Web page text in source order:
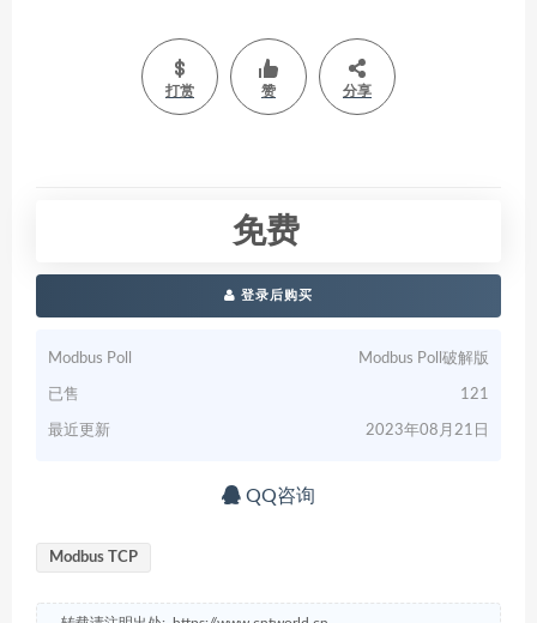
打赏 赞 分享
免费
登录后购买
Modbus Poll Modbus Poll破解版
已售 121
最近更新 2023年08月21日
QQ咨询
Modbus TCP